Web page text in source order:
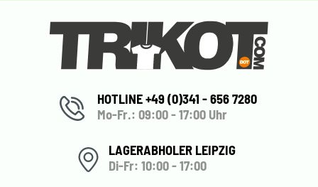
HOTLINE +49 (0)341 - 656 7280
Mo-Fr.: 09:00 - 17:00 Uhr
LAGERABHOLER LEIPZIG
Di-Fr: 10:00 - 17:00